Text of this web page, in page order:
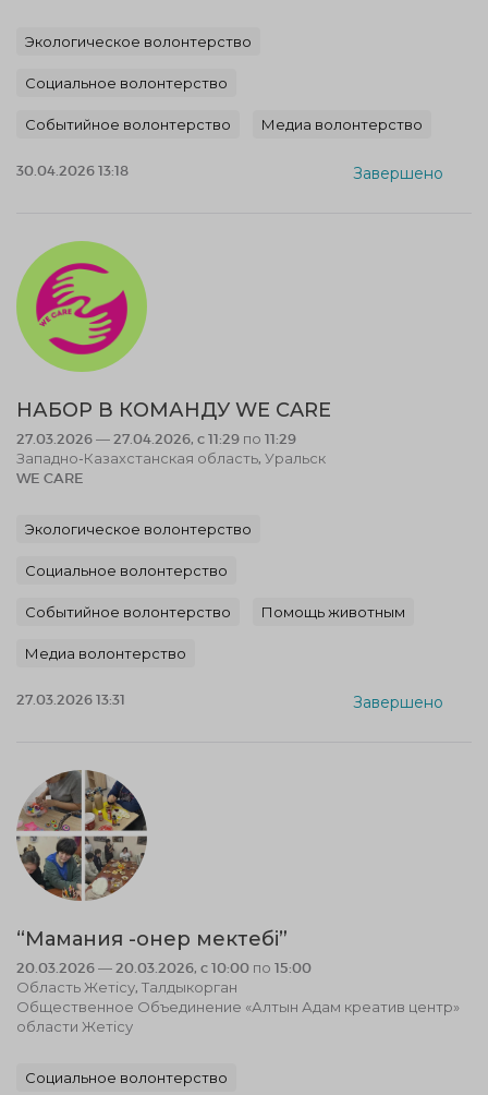
Экологическое волонтерство
Социальное волонтерство
Событийное волонтерство Медиа волонтерство
30.04.2026 13:18 Завершено
НАБОР В КОМАНДУ WE CARE
27.03.2026 — 27.04.2026, c 11:29 по 11:29
Западно-Казахстанская область, Уральск
WE CARE
Экологическое волонтерство
Социальное волонтерство
Событийное волонтерство Помощь животным
Медиа волонтерство
27.03.2026 13:31 Завершено
“Мамания -онер мектебі”
20.03.2026 — 20.03.2026, c 10:00 по 15:00
Область Жетісу, Талдыкорган
Общественное Объединение «Алтын Адам креатив центр»
области Жетісу
Социальное волонтерство